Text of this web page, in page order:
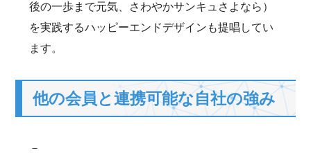
後の一歩まで元気、さわやかサンキュさよなら）
を実践するハッピーエンドデザインも提唱してい
ます。
他の会員と連携可能な自社の強み
－